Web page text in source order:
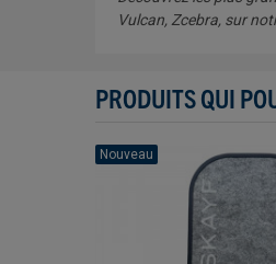
Vulcan, Zcebra, sur
PRODUITS QUI
Nouveau